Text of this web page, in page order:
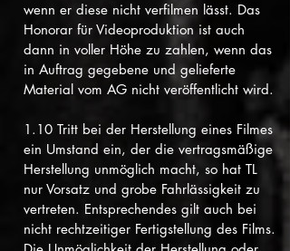
wenn er diese nicht verfilmen lässt. Das
Honorar für Videoproduktion ist auch
dann in voller Höhe zu zahlen, wenn das
in Auftrag gegebene und gelieferte
Material vom AG nicht veröffentlicht wird.
1.10 Tritt bei der Herstellung eines Filmes
ein Umstand ein, der die vertragsmäßige
Herstellung unmöglich macht, so hat TL
nur Vorsatz und grobe Fahrlässigkeit zu
vertreten. Entsprechendes gilt auch bei
nicht rechtzeitiger Fertigstellung des Films.